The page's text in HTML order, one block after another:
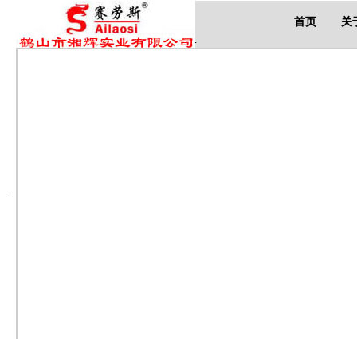
.
首页 关
.